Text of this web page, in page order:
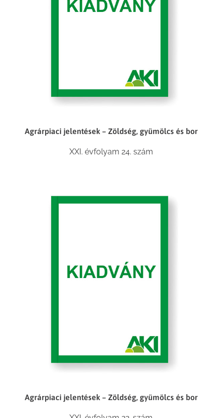
Agrárpiaci jelentések – Zöldség, gyümölcs és bor
XXI. évfolyam 24. szám
Agrárpiaci jelentések – Zöldség, gyümölcs és bor